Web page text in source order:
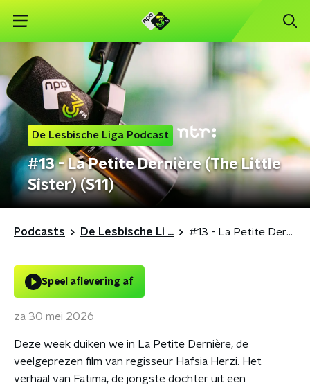
De Lesbische Liga Podcast
#13 - La Petite Dernière (The Little
Sister) (S11)
Podcasts De Lesbische Li ... #13 - La Petite Dernière (The Little Sister) (S11)
Speel aflevering af
za 30 mei 2026
Deze week duiken we in La Petite Dernière, de
veelgeprezen film van regisseur Hafsia Herzi. Het
verhaal van Fatima, de jongste dochter uit een